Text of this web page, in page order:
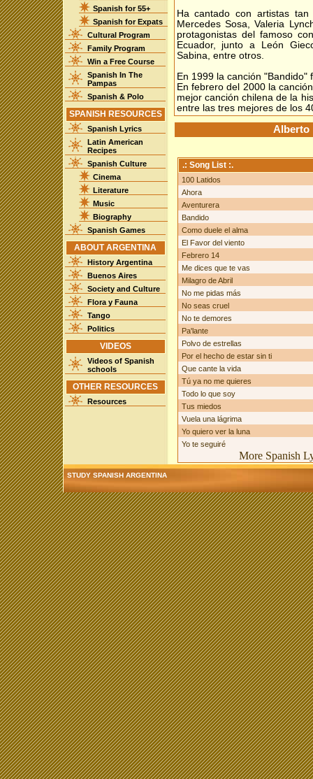
Spanish for 55+
Spanish for Expats
Cultural Program
Family Program
Win a Free Course
Spanish In The
Pampas
Spanish & Polo
SPANISH RESOURCES
Spanish Lyrics
Latin American
Recipes
Spanish Culture
Cinema
Literature
Music
Biography
Spanish Games
ABOUT ARGENTINA
History Argentina
Buenos Aires
Society and Culture
Flora y Fauna
Tango
Politics
VIDEOS
Videos of Spanish
schools
OTHER RESOURCES
Resources
Ha cantado con artistas
Mercedes Sosa, Valeria
protagonistas del famoso
Ecuador, junto a León
Sabina, entre otros.
En 1999 la canción "Bandido"
En febrero del 2000 la
mejor canción chilena de la
entre las tres mejores de los
Alberto
.: Song List :.
100 Latidos
Ahora
Aventurera
Bandido
Como duele el alma
El Favor del viento
Febrero 14
Me dices que te vas
Milagro de Abril
No me pidas más
No seas cruel
No te demores
Pa'lante
Polvo de estrellas
Por el hecho de estar sin ti
Que cante la vida
Tú ya no me quieres
Todo lo que soy
Tus miedos
Vuela una lágrima
Yo quiero ver la luna
Yo te seguiré
More Spanish
STUDY SPANISH ARGENTINA